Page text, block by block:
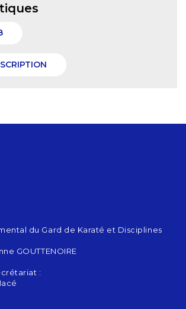
du Gard de Karaté et Disciplines
GOUTTENOIRE
: